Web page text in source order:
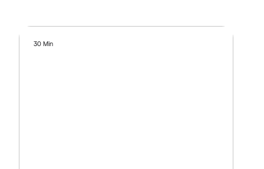
30 Min